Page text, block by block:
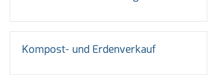
Kompost- und Erdenverkauf